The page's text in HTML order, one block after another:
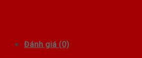
Đánh giá (0)